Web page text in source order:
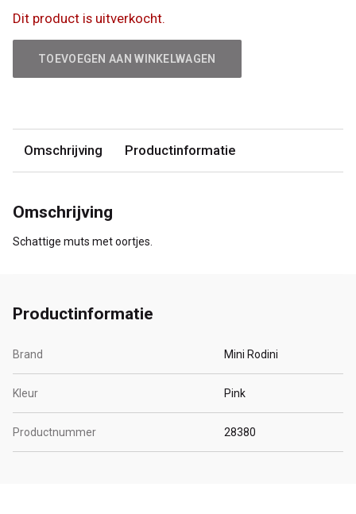
Dit product is uitverkocht.
TOEVOEGEN AAN WINKELWAGEN
Omschrijving Productinformatie
Omschrijving
Schattige muts met oortjes.
Productinformatie
Brand Mini Rodini
Kleur Pink
Productnummer 28380